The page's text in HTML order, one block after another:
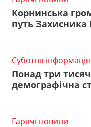
Корнинська
путь
Суботня інформація
Понад три
демографічна
Гарячі новини